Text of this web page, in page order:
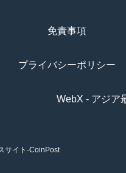
免責事項
プライバシーポリシー
WebX - アジア
サイト-CoinPost